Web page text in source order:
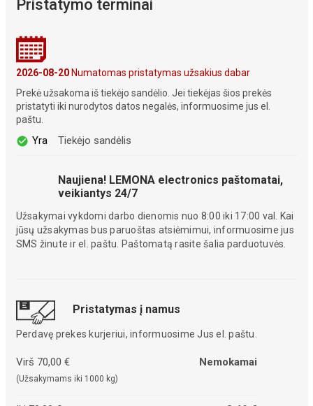
Pristatymo terminai
2026-08-20Numatomas pristatymas užsakius dabar
Prekė užsakoma iš tiekėjo sandėlio. Jei tiekėjas šios prekės
pristatyti iki nurodytos datos negalės, informuosime jus el.
paštu.
Yra Tiekėjo sandėlis
Naujiena! LEMONA electronics paštomatai,
veikiantys 24/7
Užsakymai vykdomi darbo dienomis nuo 8:00 iki 17:00 val. Kai
jūsų užsakymas bus paruoštas atsiėmimui, informuosime jus
SMS žinute ir el. paštu. Paštomatą rasite šalia parduotuvės.
Pristatymas į namus
Perdavę prekes kurjeriui, informuosime Jus el. paštu.
Virš 70,00 €
(Užsakymams iki 1000 kg)
Nemokamai